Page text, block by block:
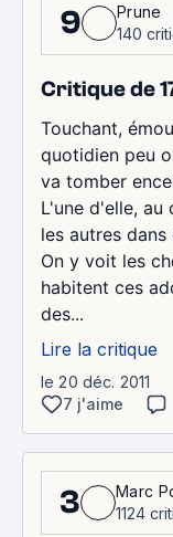
9
Prune
140
Critique de
Touchant,
quotidien peu
va tomber
L'une d'elle, au
les autres
On y voit les
habitent ces
des...
Lire la critique
le 20 déc. 2011
7 j'aime
3
Marc
1124